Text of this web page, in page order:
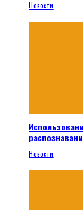
Новости
Новости